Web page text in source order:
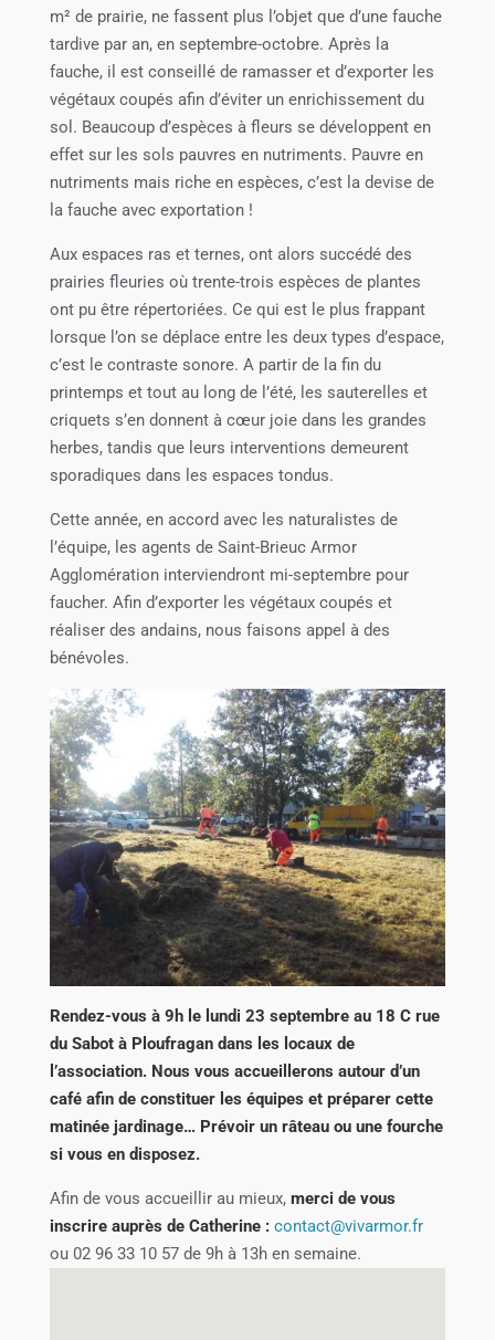
m² de prairie, ne fassent plus l’objet que d’une fauche
tardive par an, en septembre-octobre. Après la
fauche, il est conseillé de ramasser et d’exporter les
végétaux coupés afin d’éviter un enrichissement du
sol. Beaucoup d’espèces à fleurs se développent en
effet sur les sols pauvres en nutriments. Pauvre en
nutriments mais riche en espèces, c’est la devise de
la fauche avec exportation !
Aux espaces ras et ternes, ont alors succédé des
prairies fleuries où trente-trois espèces de plantes
ont pu être répertoriées. Ce qui est le plus frappant
lorsque l’on se déplace entre les deux types d’espace,
c’est le contraste sonore. A partir de la fin du
printemps et tout au long de l’été, les sauterelles et
criquets s’en donnent à cœur joie dans les grandes
herbes, tandis que leurs interventions demeurent
sporadiques dans les espaces tondus.
Cette année, en accord avec les naturalistes de
l’équipe, les agents de Saint-Brieuc Armor
Agglomération interviendront mi-septembre pour
faucher. Afin d’exporter les végétaux coupés et
réaliser des andains, nous faisons appel à des
bénévoles.
Rendez-vous à 9h le lundi 23 septembre au 18 C rue
du Sabot à Ploufragan dans les locaux de
l’association. Nous vous accueillerons autour d’un
café afin de constituer les équipes et préparer cette
matinée jardinage… Prévoir un râteau ou une fourche
si vous en disposez.
Afin de vous accueillir au mieux, merci de vous
inscrire auprès de Catherine : contact@vivarmor.fr
ou 02 96 33 10 57 de 9h à 13h en semaine.